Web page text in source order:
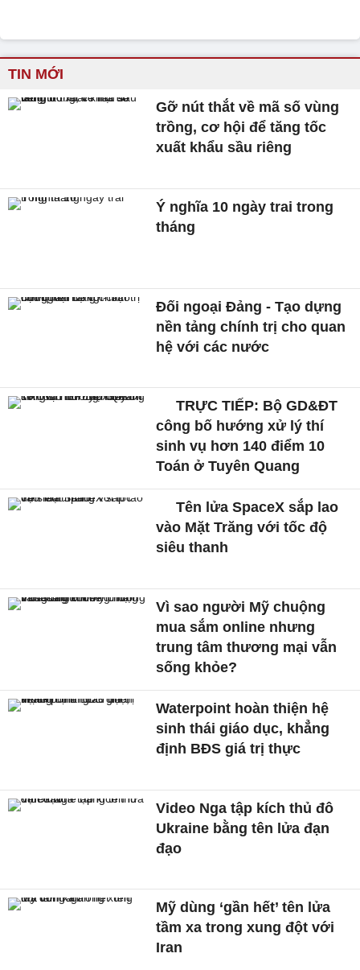
TIN MỚI
Gỡ nút thắt về mã số vùng
trồng, cơ hội để tăng tốc
xuất khẩu sầu riêng
Ý nghĩa 10 ngày trai trong
tháng
Đối ngoại Đảng - Tạo dựng
nền tảng chính trị cho quan
hệ với các nước
TRỰC TIẾP: Bộ GD&ĐT
công bố hướng xử lý thí
sinh vụ hơn 140 điểm 10
Toán ở Tuyên Quang
Tên lửa SpaceX sắp lao
vào Mặt Trăng với tốc độ
siêu thanh
Vì sao người Mỹ chuộng
mua sắm online nhưng
trung tâm thương mại vẫn
sống khỏe?
Waterpoint hoàn thiện hệ
sinh thái giáo dục, khẳng
định BĐS giá trị thực
Video Nga tập kích thủ đô
Ukraine bằng tên lửa đạn
đạo
Mỹ dùng ‘gần hết’ tên lửa
tầm xa trong xung đột với
Iran